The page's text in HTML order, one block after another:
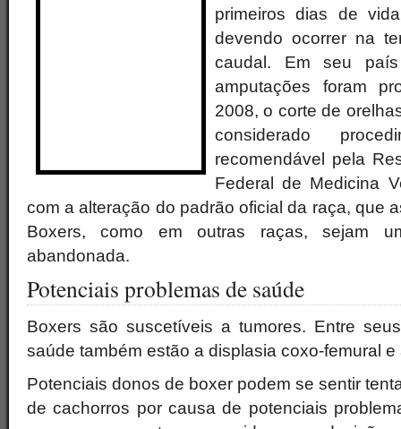
primeiros dias de
devendo ocorrer na
caudal. Em seu
amputações foram
2008, o corte de
considerado
recomendável pela
Federal de Medicina
com a alteração do padrão oficial da raça, que
Boxers, como em outras raças, sejam
abandonada.
Potenciais problemas de saúde
Boxers são suscetíveis a tumores. Entre
saúde também estão a displasia coxo-femural
Potenciais donos de boxer podem se sentir
de cachorros por causa de potenciais